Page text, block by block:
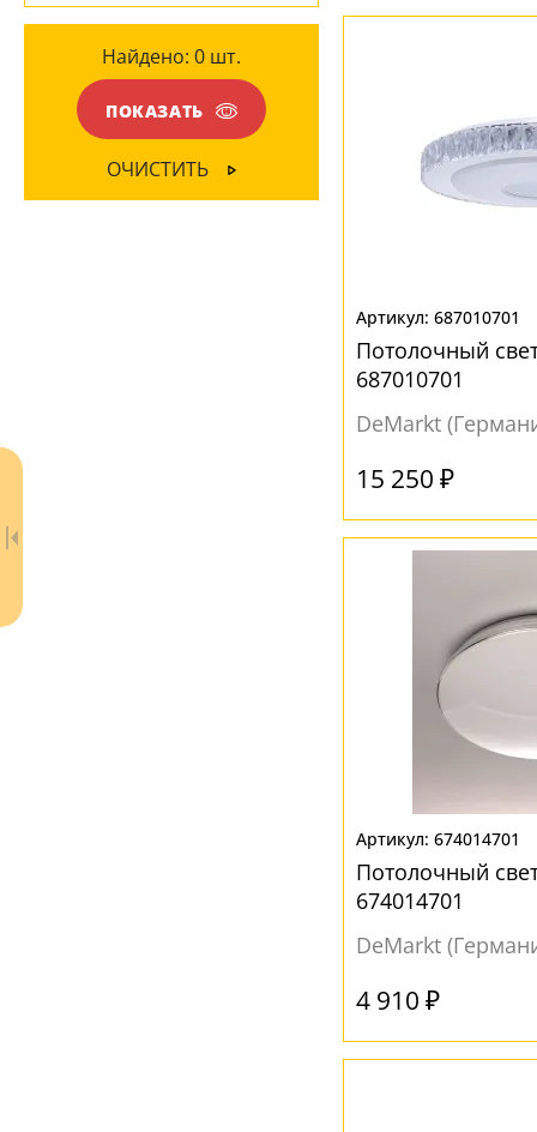
- бесплатно по России
- бесплатная доставка
687010701
Потолочный
687010701
DeMarkt
15 250 ₽
674014701
Потолочный
674014701
DeMarkt
4 910 ₽
Матовый(42)
Прозрачный
НАПРАВЛЕНИЕ
(72)
Пластик(1)
ПОВЕРХНОСТЬ
Найдено: 0 шт.
ПОКАЗАТЬ
ОЧИСТИТЬ